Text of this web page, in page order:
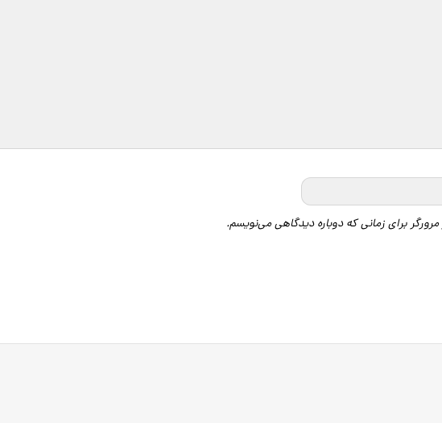
برای زمانی که دوباره دیدگاهی می‌نویسم.